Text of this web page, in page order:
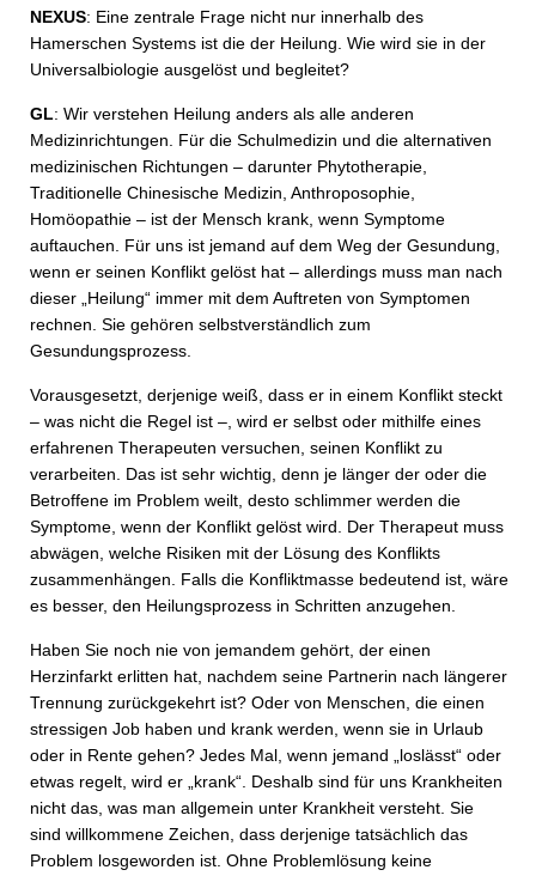
NEXUS: Eine zentrale Frage nicht nur innerhalb des
Hamerschen Systems ist die der Heilung. Wie wird sie in der
Universalbiologie ausgelöst und begleitet?
GL: Wir verstehen Heilung anders als alle anderen
Medizinrichtungen. Für die Schulmedizin und die alternativen
medizinischen Richtungen – darunter Phytotherapie,
Traditionelle Chinesische Medizin, Anthroposophie,
Homöopathie – ist der Mensch krank, wenn Symptome
auftauchen. Für uns ist jemand auf dem Weg der Gesundung,
wenn er seinen Konflikt gelöst hat – allerdings muss man nach
dieser „Heilung“ immer mit dem Auftreten von Symptomen
rechnen. Sie gehören selbstverständlich zum
Gesundungsprozess.
Vorausgesetzt, derjenige weiß, dass er in einem Konflikt steckt
– was nicht die Regel ist –, wird er selbst oder mithilfe eines
erfahrenen Therapeuten versuchen, seinen Konflikt zu
verarbeiten. Das ist sehr wichtig, denn je länger der oder die
Betroffene im Problem weilt, desto schlimmer werden die
Symptome, wenn der Konflikt gelöst wird. Der Therapeut muss
abwägen, welche Risiken mit der Lösung des Konflikts
zusammenhängen. Falls die Konfliktmasse bedeutend ist, wäre
es besser, den Heilungsprozess in Schritten anzugehen.
Haben Sie noch nie von jemandem gehört, der einen
Herzinfarkt erlitten hat, nachdem seine Partnerin nach längerer
Trennung zurückgekehrt ist? Oder von Menschen, die einen
stressigen Job haben und krank werden, wenn sie in Urlaub
oder in Rente gehen? Jedes Mal, wenn jemand „loslässt“ oder
etwas regelt, wird er „krank“. Deshalb sind für uns Krankheiten
nicht das, was man allgemein unter Krankheit versteht. Sie
sind willkommene Zeichen, dass derjenige tatsächlich das
Problem losgeworden ist. Ohne Problemlösung keine